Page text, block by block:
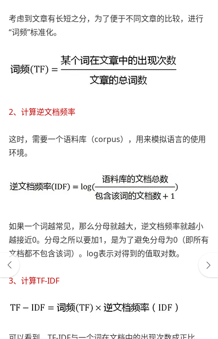
考虑到文章有长短之分，为了便于不同文章的比较，进行
“词频”标准化。
2、计算逆文档频率
这时，需要一个语料库（corpus），用来模拟语言的使用
环境。
如果一个词越常见，那么分母就越大，逆文档频率就越小
越接近0。分母之所以要加1，是为了避免分母为0（即所有
文档都不包含该词）。log表示对得到的值取对数。
3、计算TF-IDF